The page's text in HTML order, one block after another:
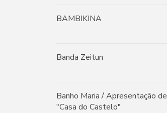
BAMBIKINA
Banda Zeitun
Banho Maria / Apresentação de
"Casa do Castelo"